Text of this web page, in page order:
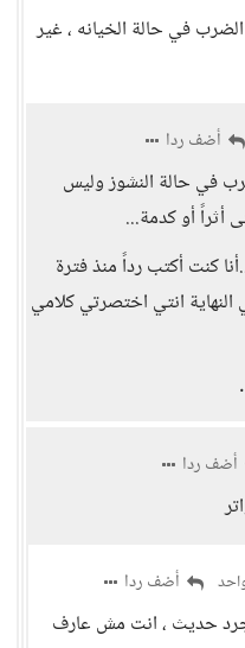
في حالة الخيانه ، غير
أضف ردا
في حالة النشوز وليس
أثراً أو كدمة...
كنت أكتب رداً منذ فترة
النهاية انتي اختصرتي كلامي
أضف ردا
أضف ردا
حديث ، انت مش عارف